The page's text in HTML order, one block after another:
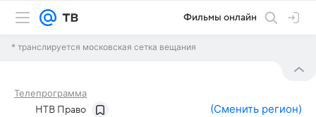
Фильмы онлайн
* транслируется московская сетка вещания
Телепрограмма
НТВ Право (Сменить регион)